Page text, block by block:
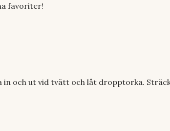
favoriter!
in och ut vid tvätt och låt dropptorka.